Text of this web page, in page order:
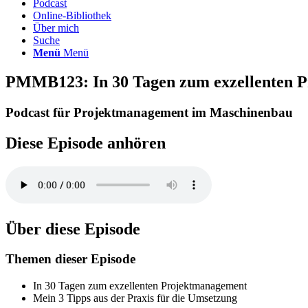
Podcast
Online-Bibliothek
Über mich
Suche
Menü Menü
PMMB123: In 30 Tagen zum exzellenten
Podcast für Projektmanagement im Maschinenbau
Diese Episode anhören
Über diese Episode
Themen dieser Episode
In 30 Tagen zum exzellenten Projektmanagement
Mein 3 Tipps aus der Praxis für die Umsetzung